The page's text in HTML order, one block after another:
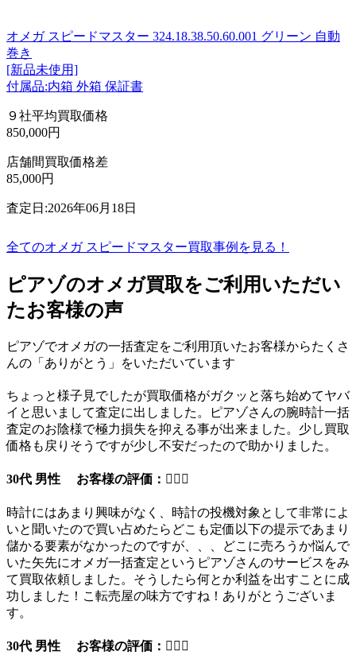
オメガ スピードマスター 324.18.38.50.60.001 グリーン 自動
巻き
[新品未使用]
付属品:内箱 外箱 保証書
９社平均買取価格
850,000円
店舗間買取価格差
85,000円
査定日:2026年06月18日
全てのオメガ スピードマスター買取事例を見る！
ピアゾのオメガ買取をご利用いただい
たお客様の声
ピアゾでオメガの一括査定をご利用頂いたお客様からたくさ
んの「ありがとう」をいただいています
ちょっと様子見でしたが買取価格がガクッと落ち始めてヤバ
イと思いまして査定に出しました。ピアゾさんの腕時計一括
査定のお陰様で極力損失を抑える事が出来ました。少し買取
価格も戻りそうですが少し不安だったので助かりました。
30代 男性 お客様の評価：
時計にはあまり興味がなく、時計の投機対象として非常によ
いと聞いたので買い占めたらどこも定価以下の提示であまり
儲かる要素がなかったのですが、、、どこに売ろうか悩んで
いた矢先にオメガ一括査定というピアゾさんのサービスをみ
て買取依頼しました。そうしたら何とか利益を出すことに成
功しました！こ転売屋の味方ですね！ありがとうございま
す。
30代 男性 お客様の評価：